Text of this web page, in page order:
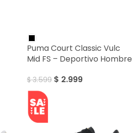
Puma Court Classic Vulc
Mid FS – Deportivo Hombre
$3.599 $ 2.999